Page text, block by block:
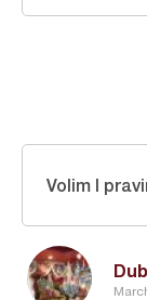
Volim I